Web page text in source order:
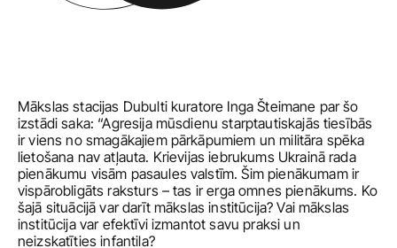
Mākslas stacijas Dubulti kuratore Inga Šteimane par šo
izstādi saka: “Agresija mūsdienu starptautiskajās tiesībās
ir viens no smagākajiem pārkāpumiem un militāra spēka
lietošana nav atļauta. Krievijas iebrukums Ukrainā rada
pienākumu visām pasaules valstīm. Šim pienākumam ir
vispārobligāts raksturs – tas ir erga omnes pienākums. Ko
šajā situācijā var darīt mākslas institūcija? Vai mākslas
institūcija var efektīvi izmantot savu praksi un